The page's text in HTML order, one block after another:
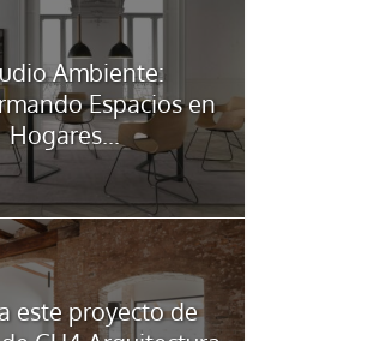
Ambiente:
Espacios en
Hogares...
este proyecto de